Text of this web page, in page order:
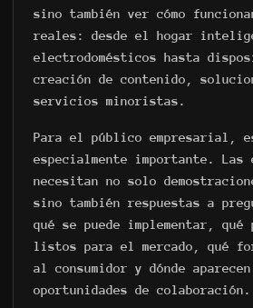
sino también ver cómo
reales: desde el hogar
electrodomésticos hasta
creación de contenido,
servicios minoristas.
Para el público empresarial,
especialmente importante. Las
necesitan no solo
sino también respuestas a
qué se puede implementar, qué
listos para el mercado, qué
al consumidor y dónde aparecen
oportunidades de colaboración.